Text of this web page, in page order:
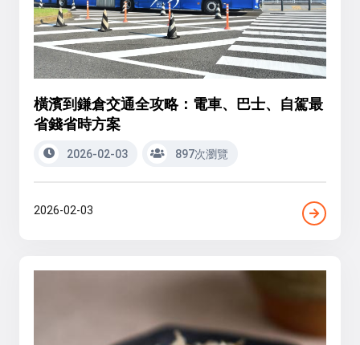
橫濱到鎌倉交通全攻略：電車、巴士、自駕最
省錢省時方案
2026-02-03 897次瀏覽
2026-02-03